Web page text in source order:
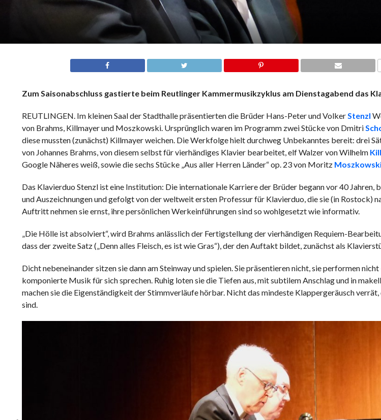
Zum Saisonabschluss gastierte beim Reutlinger Kammermusikzyklus am Dienstagabend das
REUTLINGEN. Im kleinen Saal der Stadthalle präsentierten die Brüder Hans-Peter und VolkerStenzl
von Brahms, Killmayer und Moszkowski. Ursprünglich waren im Programm zwei Stücke von Dmitri
diese mussten (zunächst) Killmayer weichen. Die Werkfolge hielt durchweg Unbekanntes bereit: drei
von Johannes Brahms, von diesem selbst für vierhändiges Klavier bearbeitet, elf Walzer von Wilhelm
Google Näheres weiß, sowie die sechs Stücke „Aus aller Herren Länder“ op. 23 von Moritz
Das Klavierduo Stenzl ist eine Institution: Die internationale Karriere der Brüder begann vor 40
und Auszeichnungen und gefolgt von der weltweit ersten Professur für Klavierduo, die sie (in Rostock)
Auftritt nehmen sie ernst, ihre persönlichen Werkeinführungen sind so wohlgesetzt wie informativ.
„Die Hölle ist absolviert“, wird Brahms anlässlich der Fertigstellung der vierhändigen Requiem-
dass der zweite Satz („Denn alles Fleisch, es ist wie Gras“), der den Auftakt bildet, zunächst als
Dicht nebeneinander sitzen sie dann am Steinway und spielen. Sie präsentieren nicht, sie performen nicht
komponierte Musik für sich sprechen. Ruhig loten sie die Tiefen aus, mit subtilem Anschlag und in
machen sie die Eigenständigkeit der Stimmverläufe hörbar. Nicht das mindeste Klappergeräusch verrät,
sind.